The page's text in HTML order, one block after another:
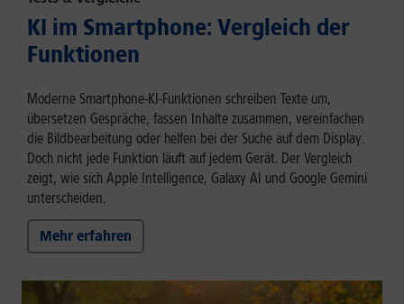
KI im Smartphone: Vergleich der
Funktionen
Moderne Smartphone-KI-Funktionen schreiben Texte um,
übersetzen Gespräche, fassen Inhalte zusammen, vereinfachen
die Bildbearbeitung oder helfen bei der Suche auf dem Display.
Doch nicht jede Funktion läuft auf jedem Gerät. Der Vergleich
zeigt, wie sich Apple Intelligence, Galaxy AI und Google Gemini
unterscheiden.
Mehr erfahren